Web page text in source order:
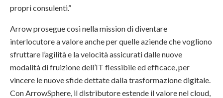
propri consulenti.”
Arrow prosegue così nella mission di diventare
interlocutore a valore anche per quelle aziende che vogliono
sfruttare l’agilità e la velocità assicurati dalle nuove
modalità di fruizione dell’IT flessibile ed efficace, per
vincere le nuove sfide dettate dalla trasformazione digitale.
Con ArrowSphere, il distributore estende il valore nel cloud,